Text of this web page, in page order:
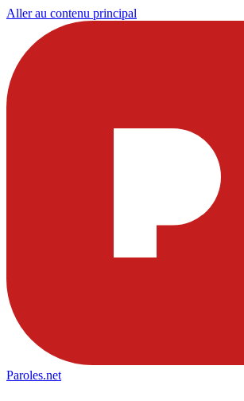
Aller au contenu principal
Paroles.net